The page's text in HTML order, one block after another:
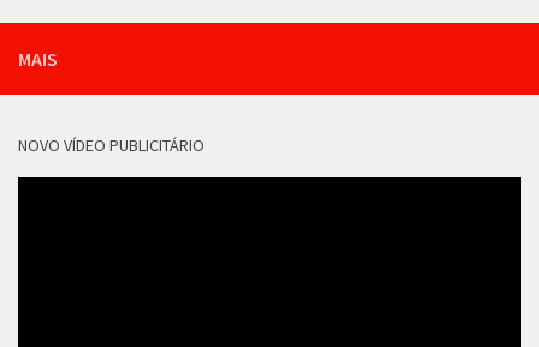
MAIS
NOVO VÍDEO PUBLICITÁRIO